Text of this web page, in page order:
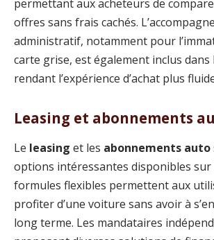
permettant aux acheteurs de
offres sans frais cachés.
administratif, notamment pour
carte grise, est également inclus dans
rendant l’expérience d’achat plus
Leasing et abonnements
Le leasing et les abonnements auto
options intéressantes disponibles sur
formules flexibles permettent aux
profiter d’une voiture sans avoir à
long terme. Les mandataires